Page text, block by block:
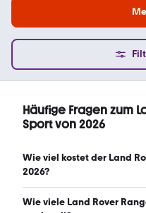
Häufige Fragen zum
Sport von 2026
Wie viel kostet der Land
2026?
Ein guter Preis für einen
Wie viele Land Rover